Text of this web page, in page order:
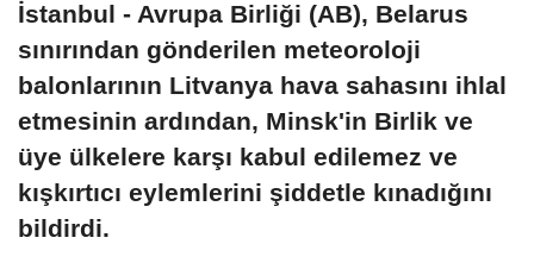
İstanbul - Avrupa Birliği (AB), Belarus
sınırından gönderilen meteoroloji
balonlarının Litvanya hava sahasını ihlal
etmesinin ardından, Minsk'in Birlik ve
üye ülkelere karşı kabul edilemez ve
kışkırtıcı eylemlerini şiddetle kınadığını
bildirdi.